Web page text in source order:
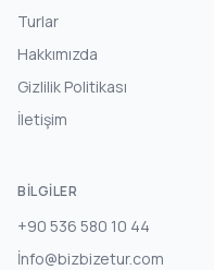
Turlar
Hakkımızda
Gizlilik Politikası
İletişim
BILGILER
+90 536 580 10 44
İnfo@bizbizetur.com